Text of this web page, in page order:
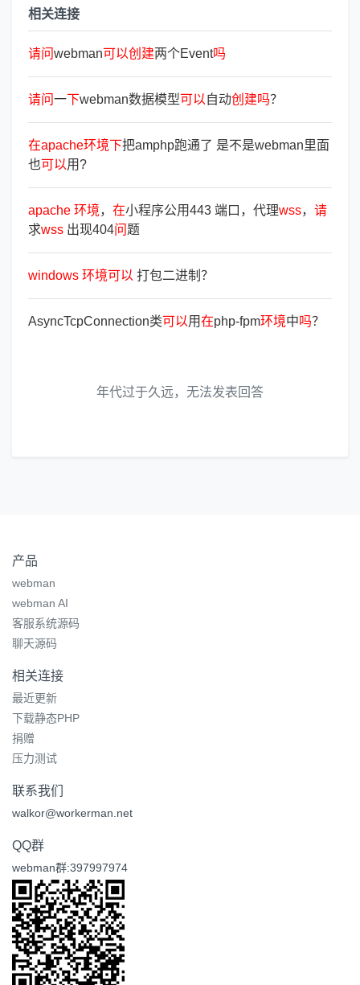
相关连接
请问webman可以创 建两个Event吗
请问一下webman数据模型可以自动创 建吗？
在apache环境下把amphp跑通了 是不是webman里面
也可以用?
apache 环境， 在小程序公用443 端口，代理wss， 请
求wss 出现404问题
windows 环境可以 打包二进制？
AsyncTcpConnection类可以用在php-fpm环境中吗？
年代过于久远，无法发表回答
产品
webman
webman AI
客服系统源码
聊天源码
相关连接
最近更新
下载静态PHP
捐赠
压力测试
联系我们
walkor@workerman.net
QQ群
webman群:397997974